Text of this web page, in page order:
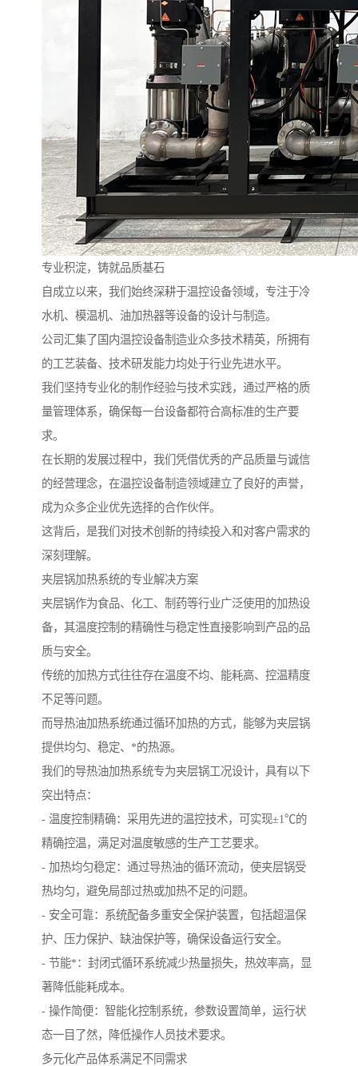
专业积淀，铸就品质基石
自成立以来，我们始终深耕于温控设备领域，专注于冷
水机、模温机、油加热器等设备的设计与制造。
公司汇集了国内温控设备制造业众多技术精英，所拥有
的工艺装备、技术研发能力均处于行业先进水平。
我们坚持专业化的制作经验与技术实践，通过严格的质
量管理体系，确保每一台设备都符合高标准的生产要
求。
在长期的发展过程中，我们凭借优秀的产品质量与诚信
的经营理念，在温控设备制造领域建立了良好的声誉，
成为众多企业优先选择的合作伙伴。
这背后，是我们对技术创新的持续投入和对客户需求的
深刻理解。
夹层锅加热系统的专业解决方案
夹层锅作为食品、化工、制药等行业广泛使用的加热设
备，其温度控制的精确性与稳定性直接影响到产品的品
质与安全。
传统的加热方式往往存在温度不均、能耗高、控温精度
不足等问题。
而导热油加热系统通过循环加热的方式，能够为夹层锅
提供均匀、稳定、*的热源。
我们的导热油加热系统专为夹层锅工况设计，具有以下
突出特点：
- 温度控制精确：采用先进的温控技术，可实现±1℃的
精确控温，满足对温度敏感的生产工艺要求。
- 加热均匀稳定：通过导热油的循环流动，使夹层锅受
热均匀，避免局部过热或加热不足的问题。
- 安全可靠：系统配备多重安全保护装置，包括超温保
护、压力保护、缺油保护等，确保设备运行安全。
- 节能*：封闭式循环系统减少热量损失，热效率高，显
著降低能耗成本。
- 操作简便：智能化控制系统，参数设置简单，运行状
态一目了然，降低操作人员技术要求。
多元化产品体系满足不同需求